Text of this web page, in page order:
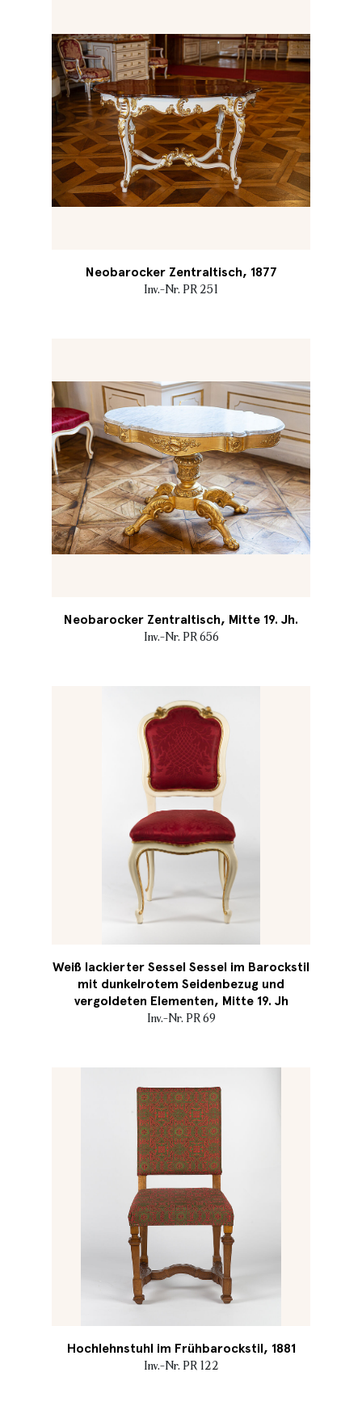
Neobarocker Zentraltisch, 1877
Inv.-Nr. PR 251
Neobarocker Zentraltisch, Mitte 19. Jh.
Inv.-Nr. PR 656
Weiß lackierter Sessel Sessel im Barockstil
mit dunkelrotem Seidenbezug und
vergoldeten Elementen, Mitte 19. Jh
Inv.-Nr. PR 69
Hochlehnstuhl im Frühbarockstil, 1881
Inv.-Nr. PR 122